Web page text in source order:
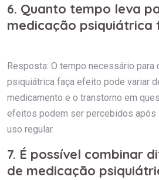
6. Quanto tempo leva
medicação psiquiátrica
Resposta: O tempo necessário para
psiquiátrica faça efeito pode variar
medicamento e o transtorno em
efeitos podem ser percebidos após
uso regular.
7. É possível combinar
de medicação